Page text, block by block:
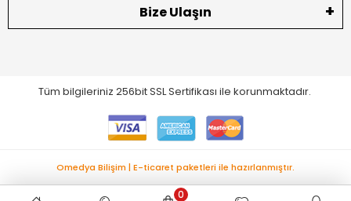
Bize Ulaşın
Tüm bilgileriniz 256bit SSL Sertifikası ile korunmaktadır.
0
Omedya Bilişim | E-ticaret paketleri ile hazırlanmıştır.